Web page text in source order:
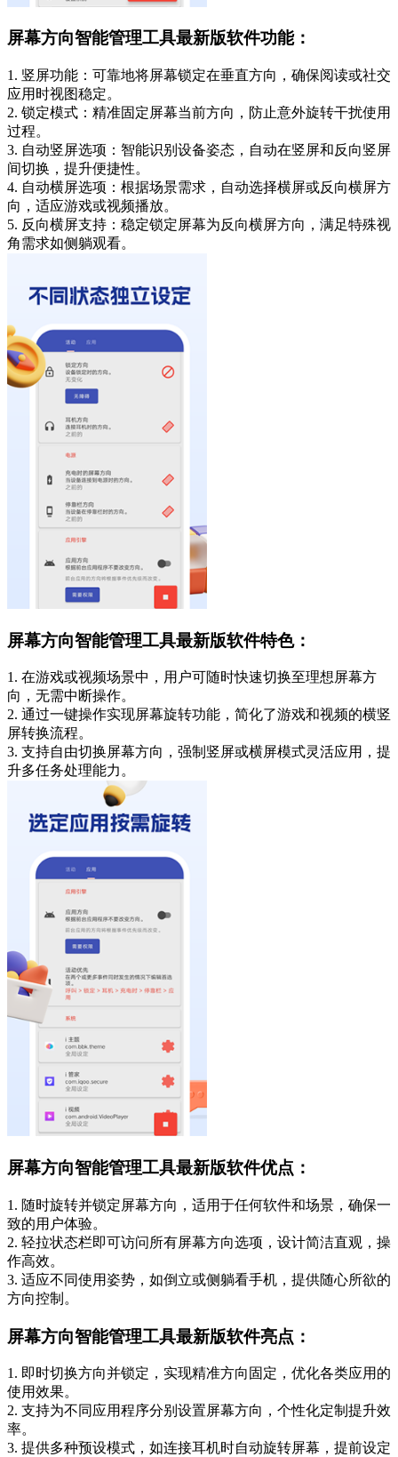
屏幕方向智能管理工具最新版软件功能：
1. 竖屏功能：可靠地将屏幕锁定在垂直方向，确保阅读或社交
应用时视图稳定。
2. 锁定模式：精准固定屏幕当前方向，防止意外旋转干扰使用
过程。
3. 自动竖屏选项：智能识别设备姿态，自动在竖屏和反向竖屏
间切换，提升便捷性。
4. 自动横屏选项：根据场景需求，自动选择横屏或反向横屏方
向，适应游戏或视频播放。
5. 反向横屏支持：稳定锁定屏幕为反向横屏方向，满足特殊视
角需求如侧躺观看。
屏幕方向智能管理工具最新版软件特色：
1. 在游戏或视频场景中，用户可随时快速切换至理想屏幕方
向，无需中断操作。
2. 通过一键操作实现屏幕旋转功能，简化了游戏和视频的横竖
屏转换流程。
3. 支持自由切换屏幕方向，强制竖屏或横屏模式灵活应用，提
升多任务处理能力。
屏幕方向智能管理工具最新版软件优点：
1. 随时旋转并锁定屏幕方向，适用于任何软件和场景，确保一
致的用户体验。
2. 轻拉状态栏即可访问所有屏幕方向选项，设计简洁直观，操
作高效。
3. 适应不同使用姿势，如倒立或侧躺看手机，提供随心所欲的
方向控制。
屏幕方向智能管理工具最新版软件亮点：
1. 即时切换方向并锁定，实现精准方向固定，优化各类应用的
使用效果。
2. 支持为不同应用程序分别设置屏幕方向，个性化定制提升效
率。
3. 提供多种预设模式，如连接耳机时自动旋转屏幕，提前设定